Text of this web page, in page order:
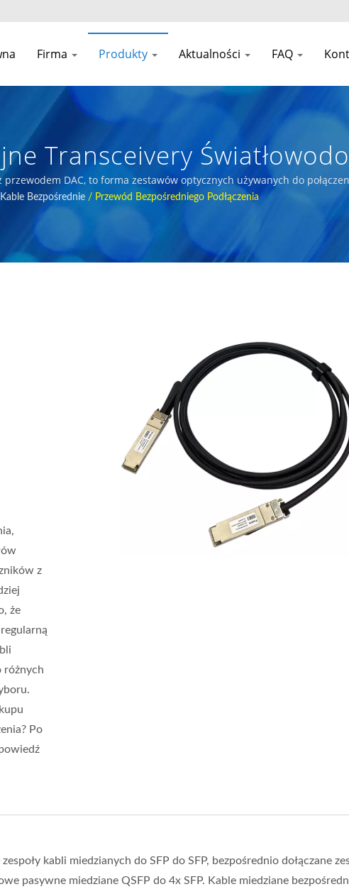
Firma Produkty Aktualności FAQ
Transceivery
DAC, to forma zestawów optycznych używanych do
nabywców
Bezpośrednie / Przewód Bezpośredniego Podłączenia
z
że
różnych
Po
kabli miedzianych do SFP do SFP, bezpośrednio dołączane
pasywne miedziane QSFP do 4x SFP. Kable miedziane